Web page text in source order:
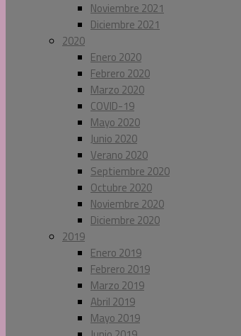
Noviembre 2021
Diciembre 2021
2020
Enero 2020
Febrero 2020
Marzo 2020
COVID-19
Mayo 2020
Junio 2020
Verano 2020
Septiembre 2020
Octubre 2020
Noviembre 2020
Diciembre 2020
2019
Enero 2019
Febrero 2019
Marzo 2019
Abril 2019
Mayo 2019